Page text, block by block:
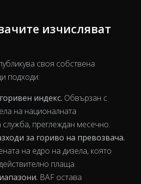
axis displaying Time. Data ranges from
изчисляват
своя собствена
подходи:
индекс. Обвързан с
на националната
служба, преглеждан месечно.
за гориво на превозвача.
на едро на дизела, която
плаща.
BAF остава